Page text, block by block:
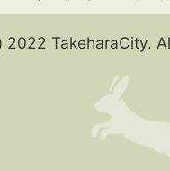
2022 TakeharaCity.